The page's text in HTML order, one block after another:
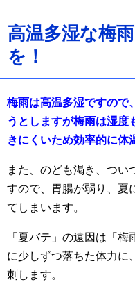
高温多湿な梅
を！
梅雨は高温多湿ですので
うとしますが梅雨は湿度
きにくいため効率的に体
また、のども渇き、つい
すので、胃腸が弱り、夏
てしまいます。
「夏バテ」の遠因は「
に少しずつ落ちた体力に
刺します。